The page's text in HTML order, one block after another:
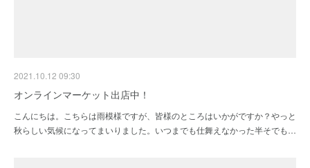
2021.10.12 09:30
オンラインマーケット出店中！
こんにちは。こちらは雨模様ですが、皆様のところはいかがですか？やっと
秋らしい気候になってまいりました。いつまでも仕舞えなかった半そでも…